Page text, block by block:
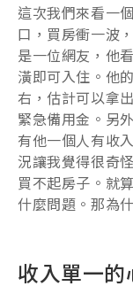
這次我們來看一
口，買房衝一波
是一位網友，他
潢即可入住。他
右，估計可以拿
緊急備用金。另
有他一個人有收
況讓我覺得很奇
買不起房子。就
什麼問題。那為
收入單一的